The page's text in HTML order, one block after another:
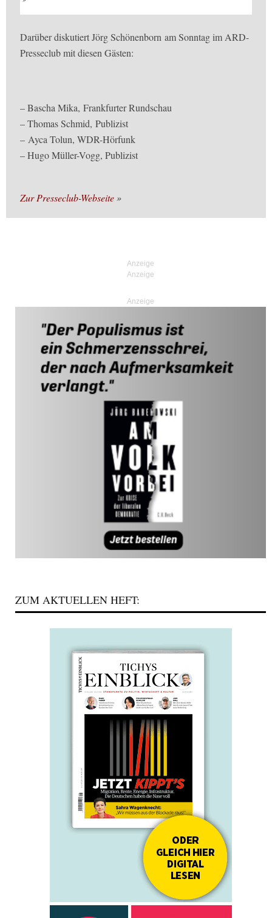
Darüber diskutiert Jörg Schönenborn am Sonntag im ARD-
Presseclub mit diesen Gästen:
– Bascha Mika, Frankfurter Rundschau
– Thomas Schmid, Publizist
– Ayca Tolun, WDR-Hörfunk
– Hugo Müller-Vogg, Publizist
Zur Presseclub-Webseite
Anzeige
ZUM AKTUELLEN HEFT: